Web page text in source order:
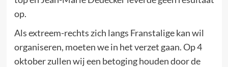
op.
Als extreem-rechts zich langs Franstalige kan wil
organiseren, moeten we in het verzet gaan. Op 4
oktober zullen wij een betoging houden door de